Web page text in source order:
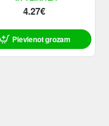
4.27€
Pievienot grozam